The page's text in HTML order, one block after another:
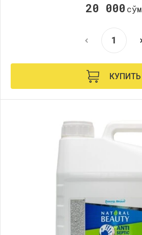
20 000 сўм
КУПИТЬ